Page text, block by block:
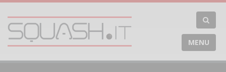
MENU